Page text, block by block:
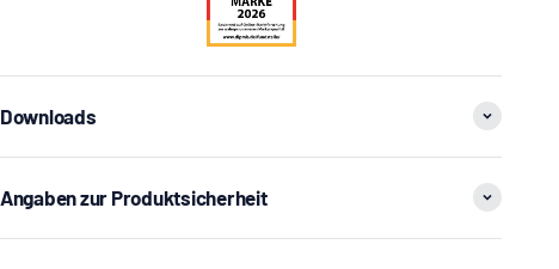
Downloads
Angaben zur Produktsicherheit